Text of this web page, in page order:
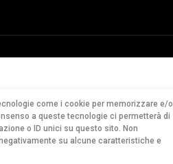
come i cookie per memorizzare e/o
a queste tecnologie ci permetterà di
o ID unici su questo sito. Non
su alcune caratteristiche e